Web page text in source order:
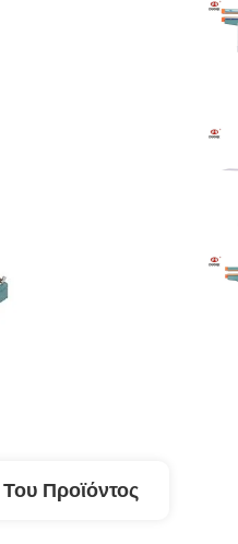
Προϊόντος